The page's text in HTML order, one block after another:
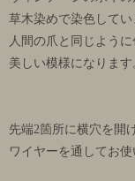
草木染めで染色してい
人間の爪と同じよう
美しい模様になります
先端2箇所に横穴を開
ワイヤーを通してお使